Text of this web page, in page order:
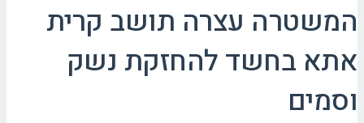
המשטרה עצרה תושב קרית
אתא בחשד להחזקת נשק
וסמים